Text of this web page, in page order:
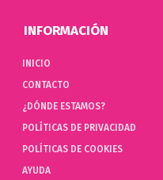
INFORMACIÓN
INICIO
CONTACTO
¿DÓNDE ESTAMOS?
POLÍTICAS DE PRIVACIDAD
POLÍTICAS DE COOKIES
AYUDA